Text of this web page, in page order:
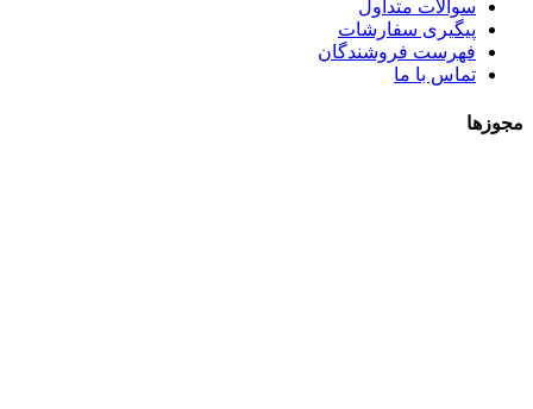
سوالات متداول
پیگیری سفارشات
فهرست فروشندگان
تماس با ما
مجوزها